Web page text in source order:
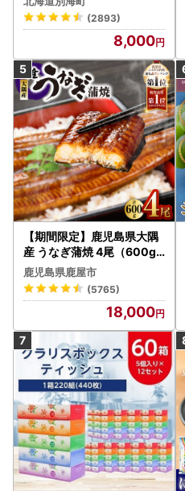
冷凍 ）
(2893)
8,000
【期間限定】鹿児島県大隅
産 うなぎ蒲焼 4尾（600g
） KN007-004-04-cp18
うなぎ 鰻 魚 惣菜 総菜
鹿児島県鹿屋市
(5765)
18,000